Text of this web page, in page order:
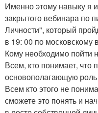
Именно этому навыку я
закрытого вебинара по
Личности", который
в 19: 00 по московскому
Кому необходимо пойти
Всем, кто понимает, что
основополагающую
Всем кто этого не
сможете это понять и